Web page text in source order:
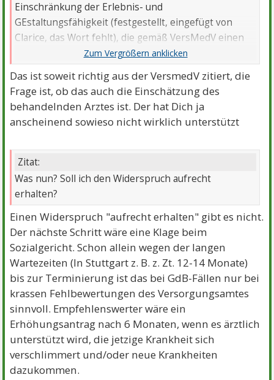
Einschränkung der Erlebnis- und
GEstaltungsfähigkeit (festgestellt, eingefügt von
Clarice, das Wort fehlt), die gemäß VersMedV einen
GdB von 30-40 bedingen.
Das ist soweit richtig aus der VersmedV zitiert, die
Frage ist, ob das auch die Einschätzung des
behandelnden Arztes ist. Der hat Dich ja
anscheinend sowieso nicht wirklich unterstützt
Zitat:
Was nun? Soll ich den Widerspruch aufrecht
erhalten?
Einen Widerspruch "aufrecht erhalten" gibt es nicht.
Der nächste Schritt wäre eine Klage beim
Sozialgericht. Schon allein wegen der langen
Wartezeiten (In Stuttgart z. B. z. Zt. 12-14 Monate)
bis zur Terminierung ist das bei GdB-Fällen nur bei
krassen Fehlbewertungen des Versorgungsamtes
sinnvoll. Empfehlenswerter wäre ein
Erhöhungsantrag nach 6 Monaten, wenn es ärztlich
unterstützt wird, die jetzige Krankheit sich
verschlimmert und/oder neue Krankheiten
dazukommen.